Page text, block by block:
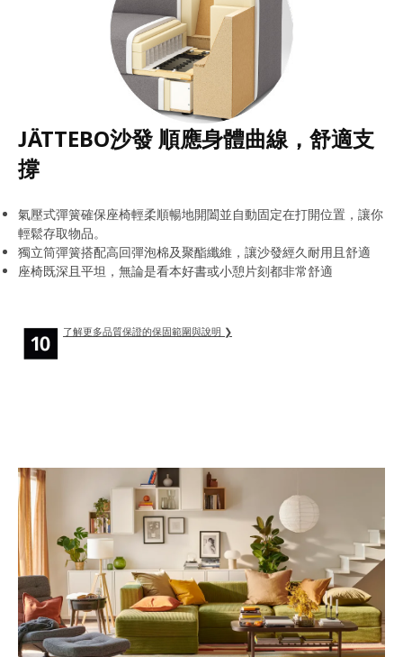
JÄTTEBO沙發 順應身體曲線，舒適支
撐
氣壓式彈簧確保座椅輕柔順暢地開闔並自動固定在打開位置，讓你
輕鬆存取物品。
獨立筒彈簧搭配高回彈泡棉及聚酯纖維，讓沙發經久耐用且舒適
座椅既深且平坦，無論是看本好書或小憩片刻都非常舒適
了解更多品質保證的保固範圍與說明 ❯